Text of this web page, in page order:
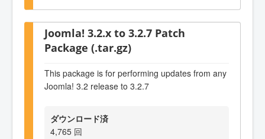
Joomla! 3.2.x to 3.2.7 Patch
Package (.tar.gz)
This package is for performing updates from any
Joomla! 3.2 release to 3.2.7
ダウンロード済
4,765 回